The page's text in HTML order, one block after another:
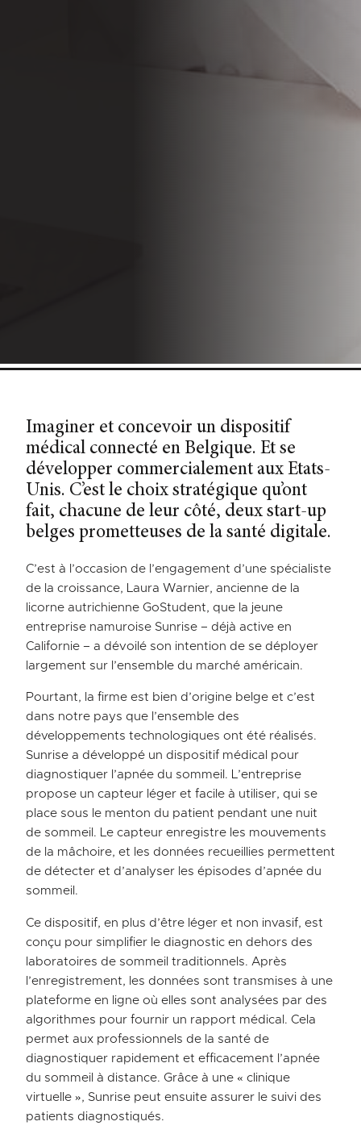
Imaginer et concevoir un dispositif
médical connecté en Belgique. Et se
développer commercialement aux Etats-
Unis. C’est le choix stratégique qu’ont
fait, chacune de leur côté, deux start-up
belges prometteuses de la santé digitale.
C’est à l’occasion de l’engagement d’une spécialiste
de la croissance, Laura Warnier, ancienne de la
licorne autrichienne GoStudent, que la jeune
entreprise namuroise Sunrise – déjà active en
Californie – a dévoilé son intention de se déployer
largement sur l’ensemble du marché américain.
Pourtant, la firme est bien d’origine belge et c’est
dans notre pays que l’ensemble des
développements technologiques ont été réalisés.
Sunrise a développé un dispositif médical pour
diagnostiquer l’apnée du sommeil. L’entreprise
propose un capteur léger et facile à utiliser, qui se
place sous le menton du patient pendant une nuit
de sommeil. Le capteur enregistre les mouvements
de la mâchoire, et les données recueillies permettent
de détecter et d’analyser les épisodes d’apnée du
sommeil.
Ce dispositif, en plus d’être léger et non invasif, est
conçu pour simplifier le diagnostic en dehors des
laboratoires de sommeil traditionnels. Après
l’enregistrement, les données sont transmises à une
plateforme en ligne où elles sont analysées par des
algorithmes pour fournir un rapport médical. Cela
permet aux professionnels de la santé de
diagnostiquer rapidement et efficacement l’apnée
du sommeil à distance. Grâce à une « clinique
virtuelle », Sunrise peut ensuite assurer le suivi des
patients diagnostiqués.